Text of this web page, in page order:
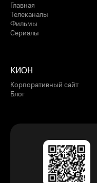
Главная
Телеканалы
Фильмы
Сериалы
КИОН
Корпоративный сайт
Блог